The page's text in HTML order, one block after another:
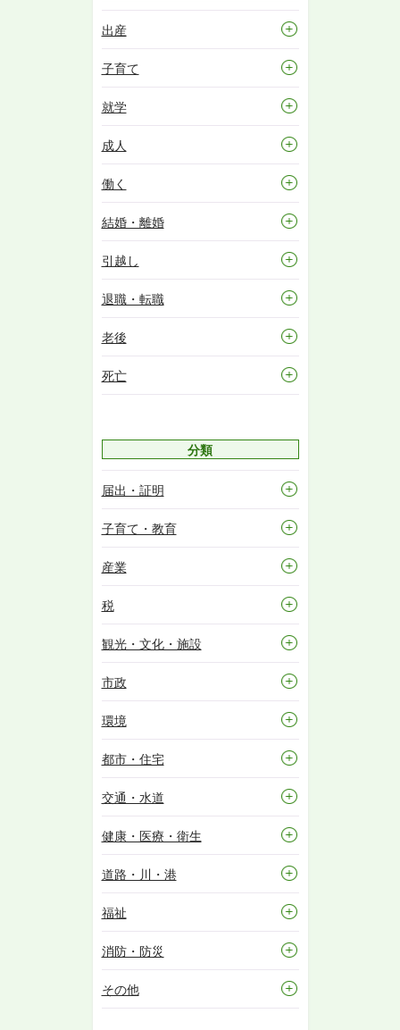
出産
子育て
就学
成人
働く
結婚・離婚
引越し
退職・転職
老後
死亡
分類
届出・証明
子育て・教育
産業
税
観光・文化・施設
市政
環境
都市・住宅
交通・水道
健康・医療・衛生
道路・川・港
福祉
消防・防災
その他